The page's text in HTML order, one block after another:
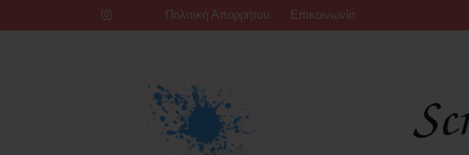
to
Πολιτική Απορρήτου Επικοινωνία